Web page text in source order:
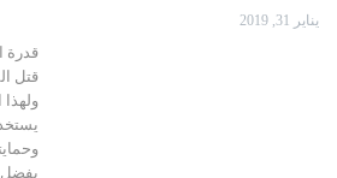
يناير 31, 2019
قدرة
قتل
بفضل